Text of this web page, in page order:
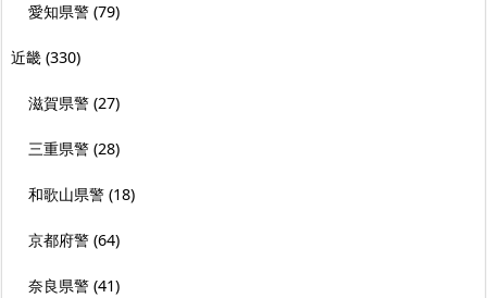
愛知県警 (79)
近畿 (330)
滋賀県警 (27)
三重県警 (28)
和歌山県警 (18)
京都府警 (64)
奈良県警 (41)